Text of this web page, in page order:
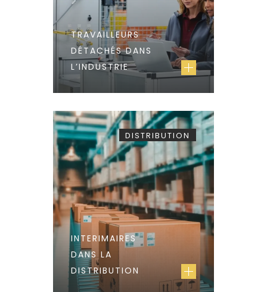
TRAVAILLEURS
DÉTACHÉS DANS
L’INDUSTRIE
INTERIMAIRES
DANS LA
DISTRIBUTION
DISTRIBUTION